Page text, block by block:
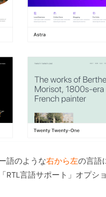
語のような右から左の言語
RTL言語サポート」オプシ